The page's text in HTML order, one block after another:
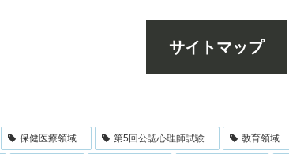
サイトマップ
保健医療領域 第5回公認心理師試験 教育領域